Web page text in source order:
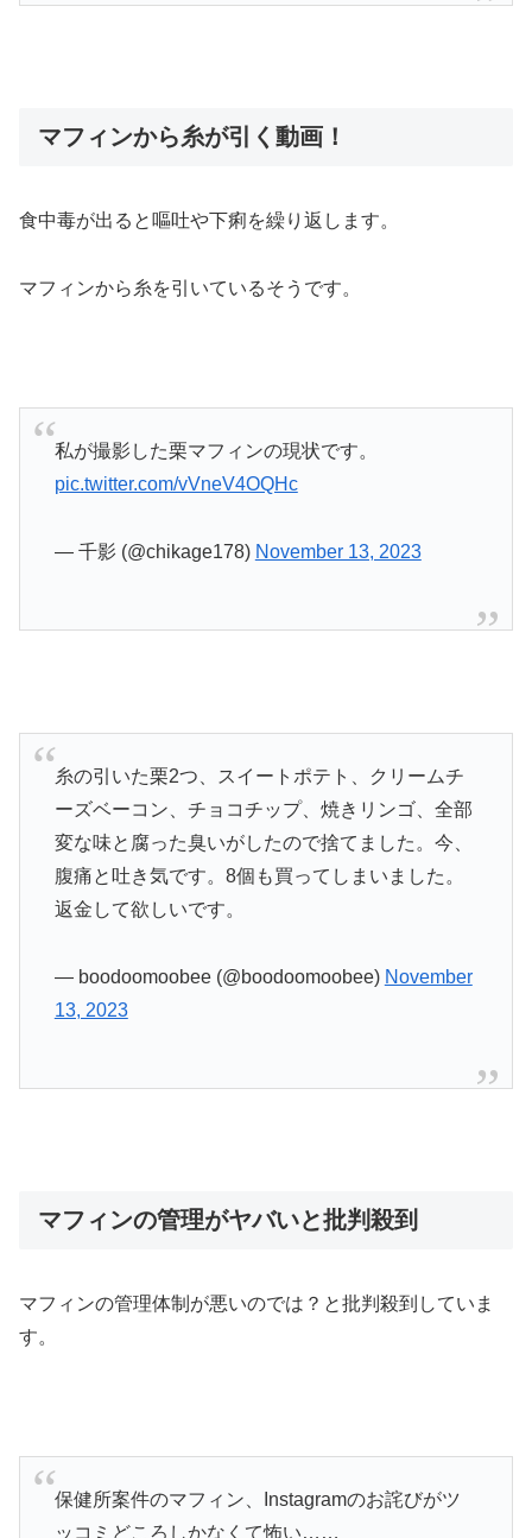
マフィンから糸が引く動画！
食中毒が出ると嘔吐や下痢を繰り返します。
マフィンから糸を引いているそうです。
私が撮影した栗マフィンの現状です。
pic.twitter.com/vVneV4OQHc
— 千影 (@chikage178) November 13, 2023
糸の引いた栗2つ、スイートポテト、クリームチ
ーズベーコン、チョコチップ、焼きリンゴ、全部
変な味と腐った臭いがしたので捨てました。今、
腹痛と吐き気です。8個も買ってしまいました。
返金して欲しいです。
— boodoomoobee (@boodoomoobee) November
13, 2023
マフィンの管理がヤバいと批判殺到
マフィンの管理体制が悪いのでは？と批判殺到していま
す。
保健所案件のマフィン、Instagramのお詫びがツ
ッコミどころしかなくて怖い……